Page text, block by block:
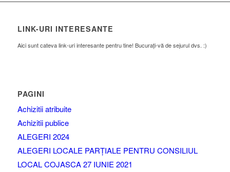
LINK-URI INTERESANTE
Aici sunt cateva link-uri interesante pentru tine! Bucurați-vă de sejurul dvs. :)
PAGINI
Achizitii atribuite
Achizitii publice
ALEGERI 2024
ALEGERI LOCALE PARȚIALE PENTRU CONSILIUL
LOCAL COJASCA 27 IUNIE 2021